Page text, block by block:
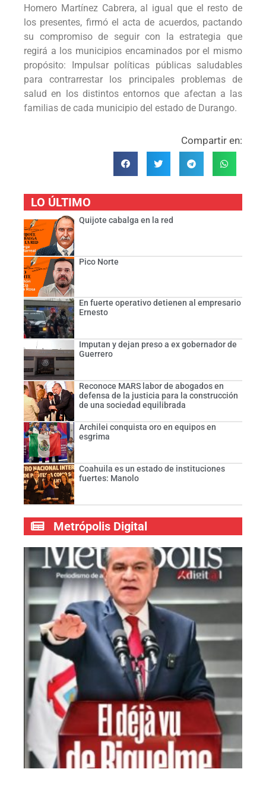
Homero Martínez Cabrera, al igual que el resto de
los presentes, firmó el acta de acuerdos, pactando
su compromiso de seguir con la estrategia que
regirá a los municipios encaminados por el mismo
propósito: Impulsar políticas públicas saludables
para contrarrestar los principales problemas de
salud en los distintos entornos que afectan a las
familias de cada municipio del estado de Durango.
Compartir en:
LO ÚLTIMO
Quijote cabalga en la red
Pico Norte
En fuerte operativo detienen al empresario
Ernesto
Imputan y dejan preso a ex gobernador de
Guerrero
Reconoce MARS labor de abogados en
defensa de la justicia para la construcción
de una sociedad equilibrada
Archilei conquista oro en equipos en
esgrima
Coahuila es un estado de instituciones
fuertes: Manolo
Metrópolis Digital